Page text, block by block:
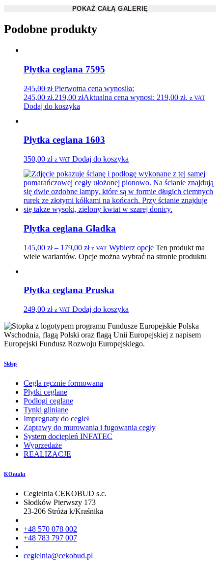
POKAŻ CAŁĄ GALERIĘ
Podobne produkty
Płytka ceglana 7595
245,00zł Pierwotna cena wynosiła:
245,00 zł.219,00 złAktualna cena wynosi: 219,00 zł. z VAT
Dodaj do koszyka
Płytka ceglana 1603
350,00 zł z VAT Dodaj do koszyka
Płytka ceglana Gładka
145,00 zł– 179,00 zł z VAT Wybierz opcje Ten produkt ma
wiele wariantów. Opcje można wybrać na stronie produktu
Płytka ceglana Pruska
249,00 zł z VAT Dodaj do koszyka
Sklep
Cegła ręcznie formowana
Płytki ceglane
Podłogi ceglane
Tynki gliniane
Impregnaty do cegieł
Zaprawy do murowania i fugowania cegły
System dociepleń INFATEC
Wyprzedaże
REALIZACJE
KOntakt
Cegielnia CEKOBUD s.c.
Słodków Pierwszy 173
23-206 Stróża k/Kraśnika
+48 570 078 002
+48 783 797 007
cegielnia@cekobud.pl